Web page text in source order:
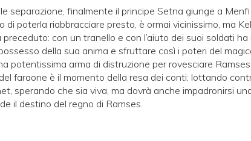
separazione, finalmente il principe Setna giunge a
di poterla riabbracciare presto, è ormai vicinissimo, ma
preceduto: con un tranello e con l’aiuto dei suoi soldati
della sua anima e sfruttare così i poteri del
potentissima arma di distruzione per rovesciare
faraone è il momento della resa dei conti: lottando
sperando che sia viva, ma dovrà anche impadronirsi
il destino del regno di Ramses.